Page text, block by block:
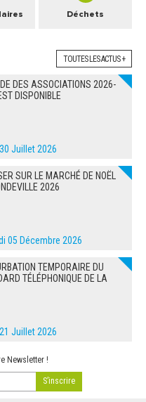
Déchets
TOUTES LES ACTUS +
DES ASSOCIATIONS 2026-
DISPONIBLE
Juillet 2026
SUR LE MARCHÉ DE NOËL
2026
05 Décembre 2026
TEMPORAIRE DU
TÉLÉPHONIQUE DE LA
Juillet 2026
Newsletter !